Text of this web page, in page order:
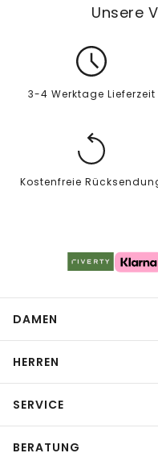
Unsere
3-4 Werktage Lieferzeit
Kostenfreie
DAMEN
HERREN
SERVICE
BERATUNG